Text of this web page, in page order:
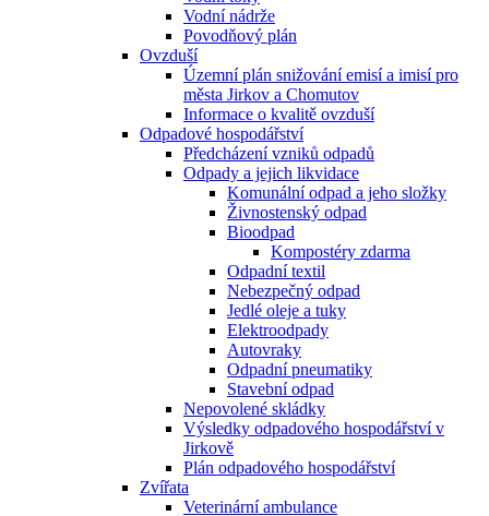
Vodní nádrže
Povodňový plán
Ovzduší
Územní plán snižování emisí a imisí pro
města Jirkov a Chomutov
Informace o kvalitě ovzduší
Odpadové hospodářství
Předcházení vzniků odpadů
Odpady a jejich likvidace
Komunální odpad a jeho složky
Živnostenský odpad
Bioodpad
Kompostéry zdarma
Odpadní textil
Nebezpečný odpad
Jedlé oleje a tuky
Elektroodpady
Autovraky
Odpadní pneumatiky
Stavební odpad
Nepovolené skládky
Výsledky odpadového hospodářství v
Jirkově
Plán odpadového hospodářství
Zvířata
Veterinární ambulance